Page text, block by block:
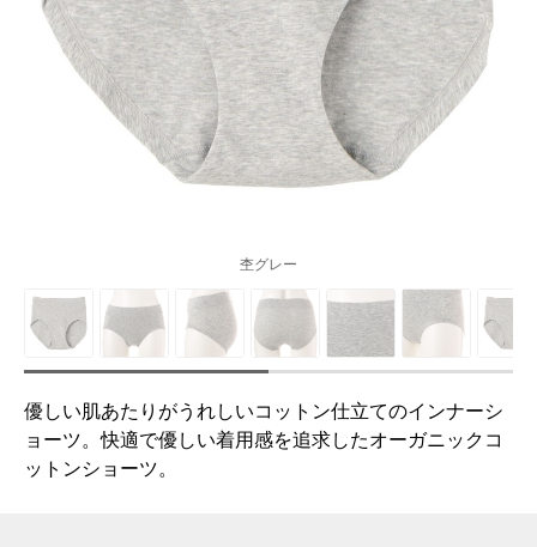
杢グレー
優しい肌あたりがうれしいコットン仕立てのインナーシ
ョーツ。快適で優しい着用感を追求したオーガニックコ
ットンショーツ。